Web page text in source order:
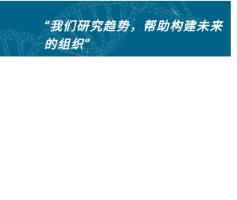
“我们研究趋势，帮助构建未来
的组织”